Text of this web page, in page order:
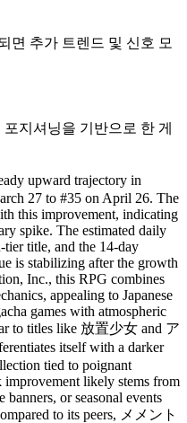
면 추가 트렌드 및 신호 모
지셔닝을 기반으로 한 게
upward trajectory in
27 to #35 on April 26. The
this improvement, indicating
spike. The estimated daily
title, and the 14-day
is stabilizing after the growth
Inc., this RPG combines
appealing to Japanese
games with atmospheric
to titles like 放置少女 and ア
itself with a darker
tied to poignant
improvement likely stems from
or seasonal events
to its peers, メメント